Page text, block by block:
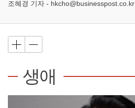
조혜경 기자 - hkcho@businesspost.co.kr
생애